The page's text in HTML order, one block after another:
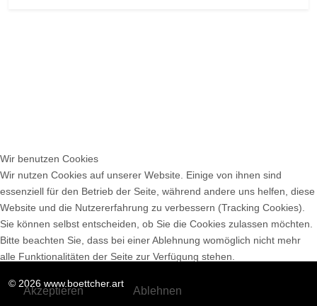
© 2026 www.boettcher.art
Wir benutzen Cookies
Wir nutzen Cookies auf unserer Website. Einige von ihnen sind
essenziell für den Betrieb der Seite, während andere uns helfen, diese
Website und die Nutzererfahrung zu verbessern (Tracking Cookies).
Sie können selbst entscheiden, ob Sie die Cookies zulassen möchten.
Bitte beachten Sie, dass bei einer Ablehnung womöglich nicht mehr
alle Funktionalitäten der Seite zur Verfügung stehen.
Akzeptieren Ablehnen